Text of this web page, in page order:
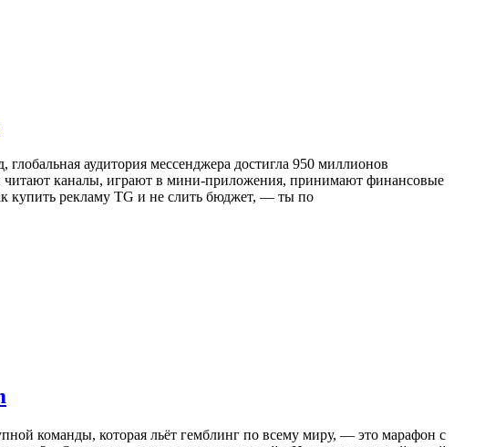
аудитория мессенджера достигла 950 миллионов
читают каналы, играют в мини-приложения, принимают финансовые
купить рекламу TG и не слить бюджет, — ты по
команды, которая льёт гемблинг по всему миру, — это марафон с